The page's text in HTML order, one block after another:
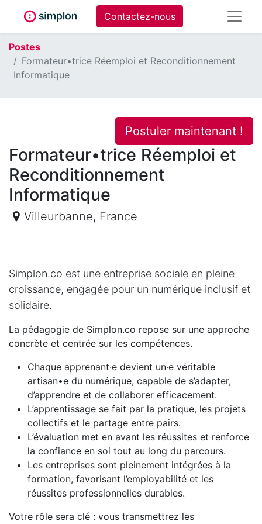
Contactez-nous
Postes
Formateur•trice Réemploi et Reconditionnement
Informatique
Postuler maintenant !
Formateur•trice Réemploi et
Reconditionnement
Informatique
Villeurbanne, France
Simplon.co est une entreprise sociale en pleine
croissance, engagée pour un numérique inclusif et
solidaire.
La pédagogie de Simplon.co repose sur une approche
concrète et centrée sur les compétences.
Chaque apprenant·e devient un·e véritable
artisan•e du numérique, capable de s’adapter,
d’apprendre et de collaborer efficacement.
L’apprentissage se fait par la pratique, les projets
collectifs et le partage entre pairs.
L’évaluation met en avant les réussites et renforce
la confiance en soi tout au long du parcours.
Les entreprises sont pleinement intégrées à la
formation, favorisant l’employabilité et les
réussites professionnelles durables.
Votre rôle sera clé : vous transmettrez les